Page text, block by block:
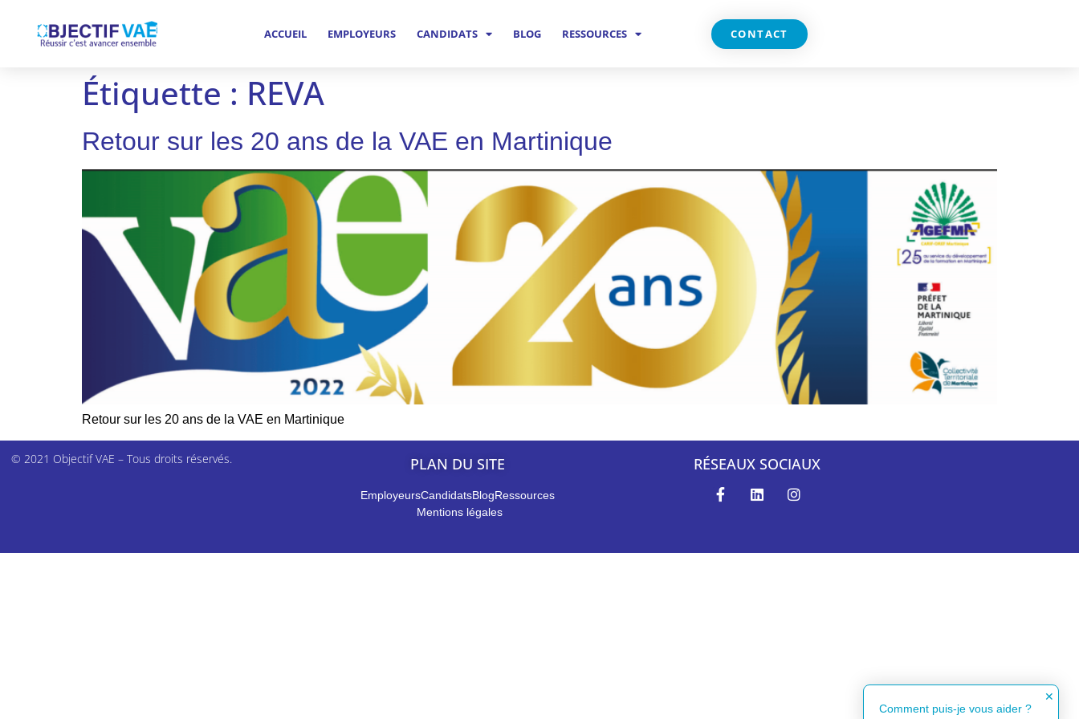
ACCUEIL EMPLOYEURS CANDIDATS BLOG RESSOURCES CONTACT
Étiquette : REVA
Retour sur les 20 ans de la VAE en Martinique
Retour sur les 20 ans de la VAE en Martinique
© 2021 Objectif VAE – Tous droits réservés. PLAN DU SITE
EmployeursCandidatsBlogRessources
Mentions légales
RÉSEAUX SOCIAUX
Comment puis-je vous aider ?
✕